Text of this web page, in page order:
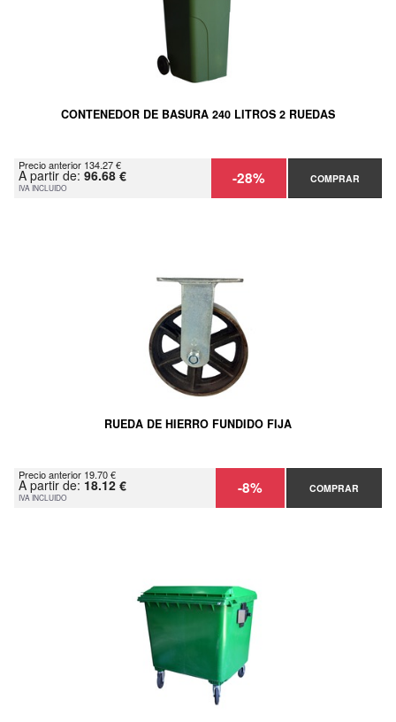
CONTENEDOR DE BASURA 240 LITROS 2 RUEDAS
Precio anterior 134.27 €
A partir de: 96.68 €
IVA INCLUIDO -28% COMPRAR
RUEDA DE HIERRO FUNDIDO FIJA
Precio anterior 19.70 €
A partir de: 18.12 €
IVA INCLUIDO -8% COMPRAR